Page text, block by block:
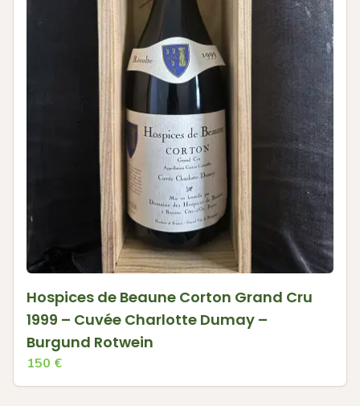
Hospices de Beaune Corton Grand Cru
1999 – Cuvée Charlotte Dumay –
Burgund Rotwein
150 €